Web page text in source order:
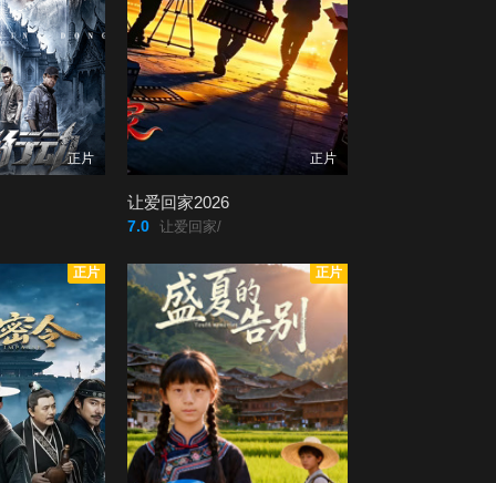
正片 正片
让爱回家2026
7.0 让爱回家/
正片 正片